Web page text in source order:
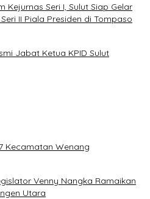
Kejurnas Seri I, Sulut Siap Gelar
II Piala Presiden di Tompaso
Jabat Ketua KPID Sulut
Kecamatan Wenang
Venny Nangka Ramaikan
Utara